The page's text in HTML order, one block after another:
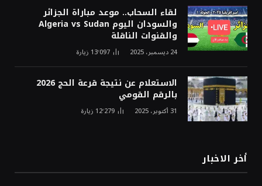
لقاء السحاب.. موعد مباراة الجزائر
والسودان اليوم Algeria vs Sudan
والقنوات الناقلة
24 ديسمبر، 2025 13٬097 زيارة
الاستعلام عن نتيجة قرعة الحج 2026
بالرقم القومي
31 أكتوبر، 2025 12٬279 زيارة
أخر الاخبار